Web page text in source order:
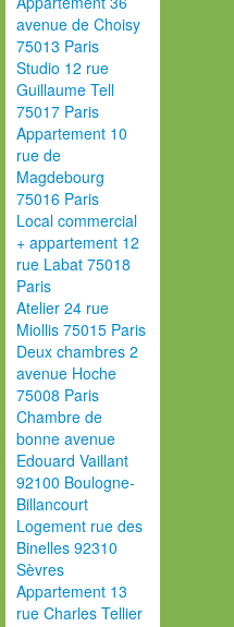
avenue de Choisy
75013 Paris
Studio 12 rue
Guillaume Tell
75017 Paris
Appartement 10
rue de
Magdebourg
75016 Paris
Local commercial
+ appartement 12
rue Labat 75018
Paris
Atelier 24 rue
Miollis 75015 Paris
Deux chambres 2
avenue Hoche
75008 Paris
Chambre de
bonne avenue
Edouard Vaillant
92100 Boulogne-
Billancourt
Logement rue des
Binelles 92310
Sèvres
Appartement 13
rue Charles Tellier